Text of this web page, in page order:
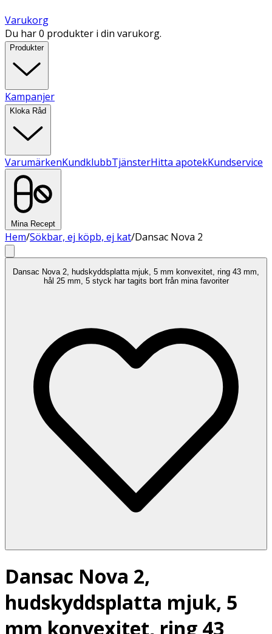
Varukorg
Du har 0 produkter i din varukorg.
Produkter
Kampanjer
Kloka Råd
VarumärkenKundklubbTjänsterHitta apotekKundservice
Mina Recept
Hem/Sökbar, ej köpb, ej kat/Dansac Nova 2
Dansac Nova 2, hudskyddsplatta mjuk, 5 mm konvexitet, ring 43 mm,
hål 25 mm, 5 styck har tagits bort från mina favoriter
Dansac Nova 2,
hudskyddsplatta mjuk, 5
mm konvexitet, ring 43